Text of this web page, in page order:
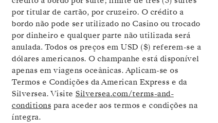
por titular de cartão, por cruzeiro. O crédito a
bordo não pode ser utilizado no Casino ou trocado
por dinheiro e qualquer parte não utilizada será
anulada. Todos os preços em USD ($) referem-se a
dólares americanos. O champanhe está disponível
apenas em viagens oceânicas. Aplicam-se os
Termos e Condições da American Express e da
Silversea. Visite Silversea.com/terms-and-
conditions para aceder aos termos e condições na
íntegra.